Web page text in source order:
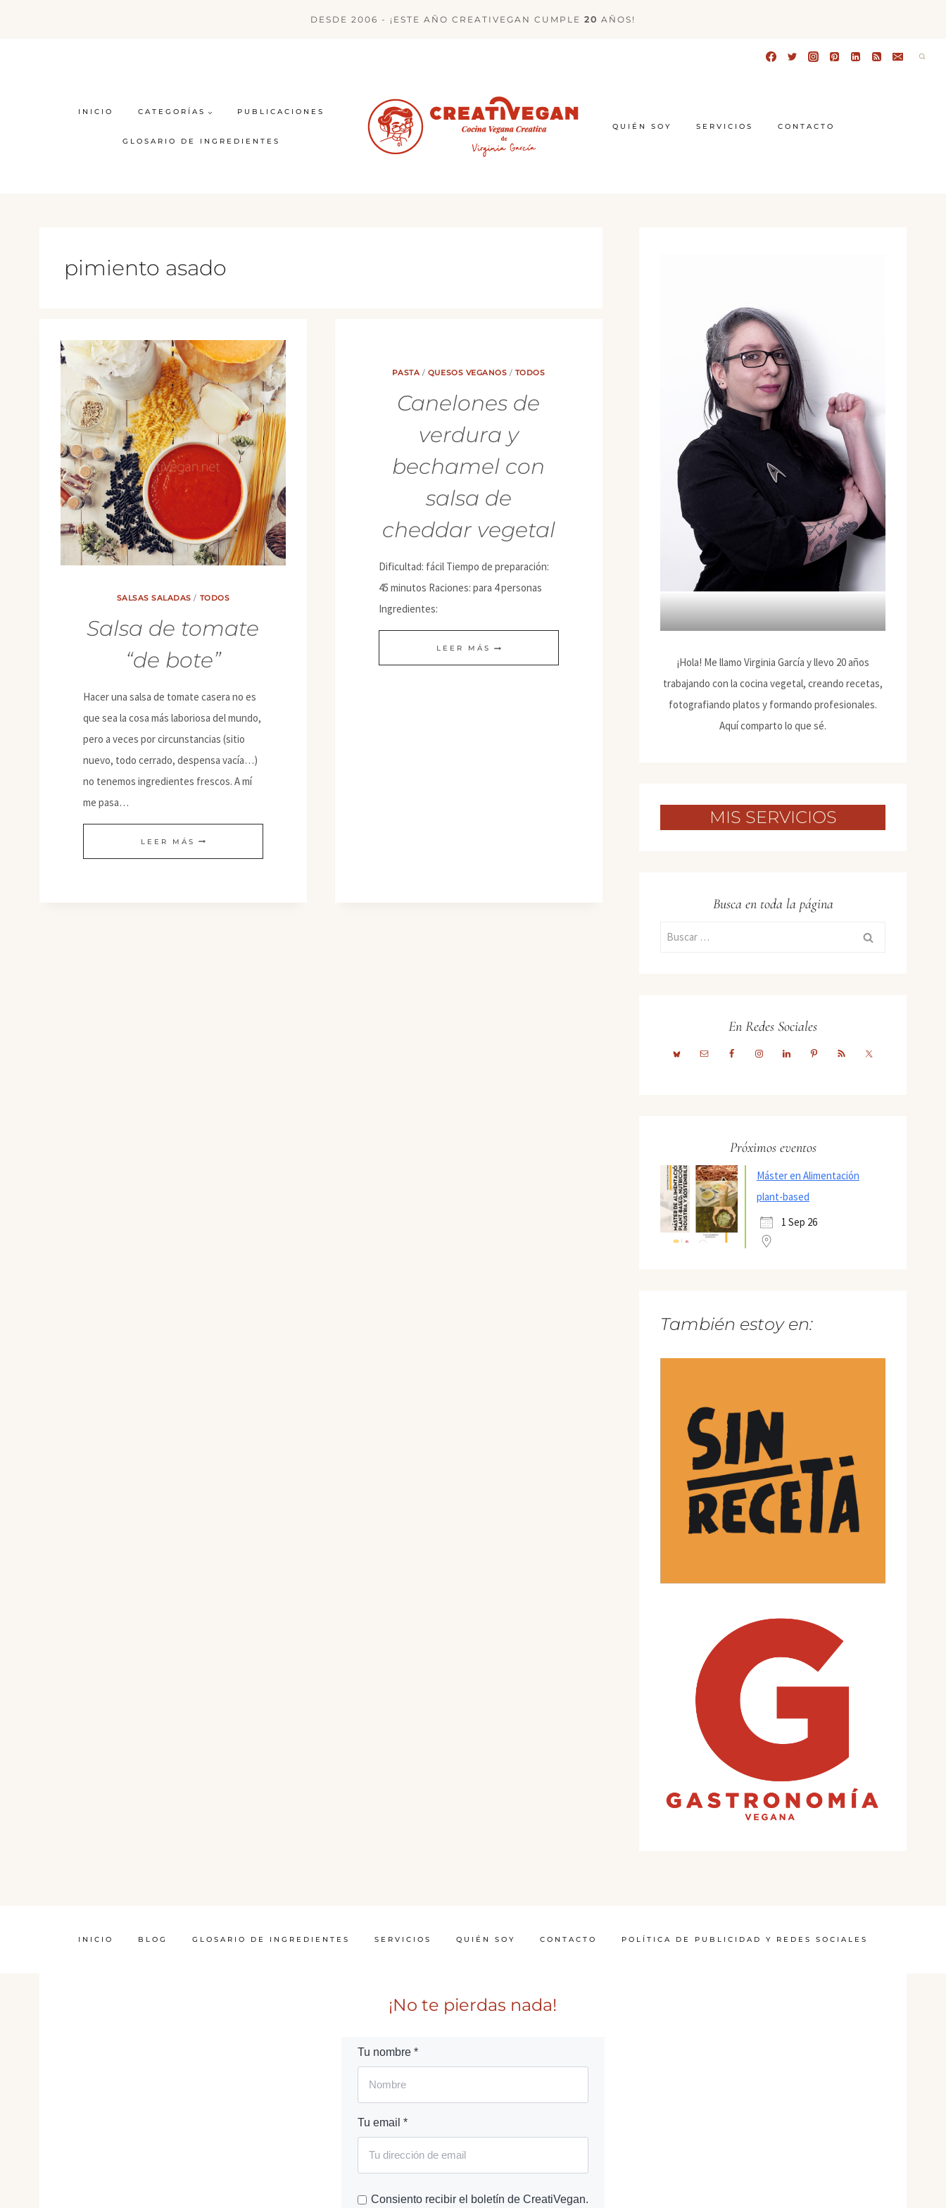
DESDE 2006 - ¡ESTE AÑO CREATIVEGAN CUMPLE 20 AÑOS!
INICIO CATEGORÍAS PUBLICACIONES
GLOSARIO DE INGREDIENTES
QUIÉN SOY SERVICIOS CONTACTO
pimiento asado
SALSAS SALADAS / TODOS
Salsa de tomate
“de bote”
Hacer una salsa de tomate casera no es
que sea la cosa más laboriosa del mundo,
pero a veces por circunstancias (sitio
nuevo, todo cerrado, despensa vacía…)
no tenemos ingredientes frescos. A mí
me pasa…
LEER MÁS SALSA
DE
PASTA / QUESOS VEGANOS / TODOS
Canelones de
verdura y
bechamel con
salsa de
cheddar vegetal
Dificultad: fácil Tiempo de preparación:
45 minutos Raciones: para 4 personas
Ingredientes:
LEER MÁS CANELONES
DE
¡Hola! Me llamo Virginia García y llevo 20 años
trabajando con la cocina vegetal, creando recetas,
fotografiando platos y formando profesionales.
Aquí comparto lo que sé.
MIS SERVICIOS
Busca en toda la página
Buscar:
En Redes Sociales
Próximos eventos
Máster en Alimentación
plant-based
1 Sep 26
También estoy en:
INICIO BLOG GLOSARIO DE INGREDIENTES SERVICIOS QUIÉN SOY CONTACTO POLÍTICA DE PUBLICIDAD Y REDES SOCIALES
¡No te pierdas nada!
Tu nombre *
Tu email *
Consiento recibir el boletín de CreatiVegan.